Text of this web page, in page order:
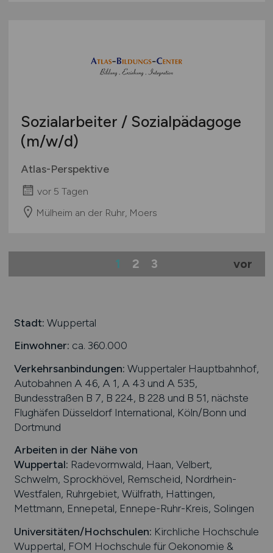
Sozialarbeiter / Sozialpädagoge
(m/w/d)
Atlas-Perspektive
vor 5 Tagen
Mülheim an der Ruhr, Moers
1 2 3 vor
Stadt: Wuppertal
Einwohner: ca. 360.000
Verkehrsanbindungen: Wuppertaler Hauptbahnhof,
Autobahnen A 46, A 1, A 43 und A 535,
Bundesstraßen B 7, B 224, B 228 und B 51, nächste
Flughäfen Düsseldorf International, Köln/Bonn und
Dortmund
Arbeiten in der Nähe von
Wuppertal: Radevormwald, Haan, Velbert,
Schwelm, Sprockhövel, Remscheid, Nordrhein-
Westfalen, Ruhrgebiet, Wülfrath, Hattingen,
Mettmann, Ennepetal, Ennepe-Ruhr-Kreis, Solingen
Universitäten/Hochschulen: Kirchliche Hochschule
Wuppertal, FOM Hochschule für Oekonomie &